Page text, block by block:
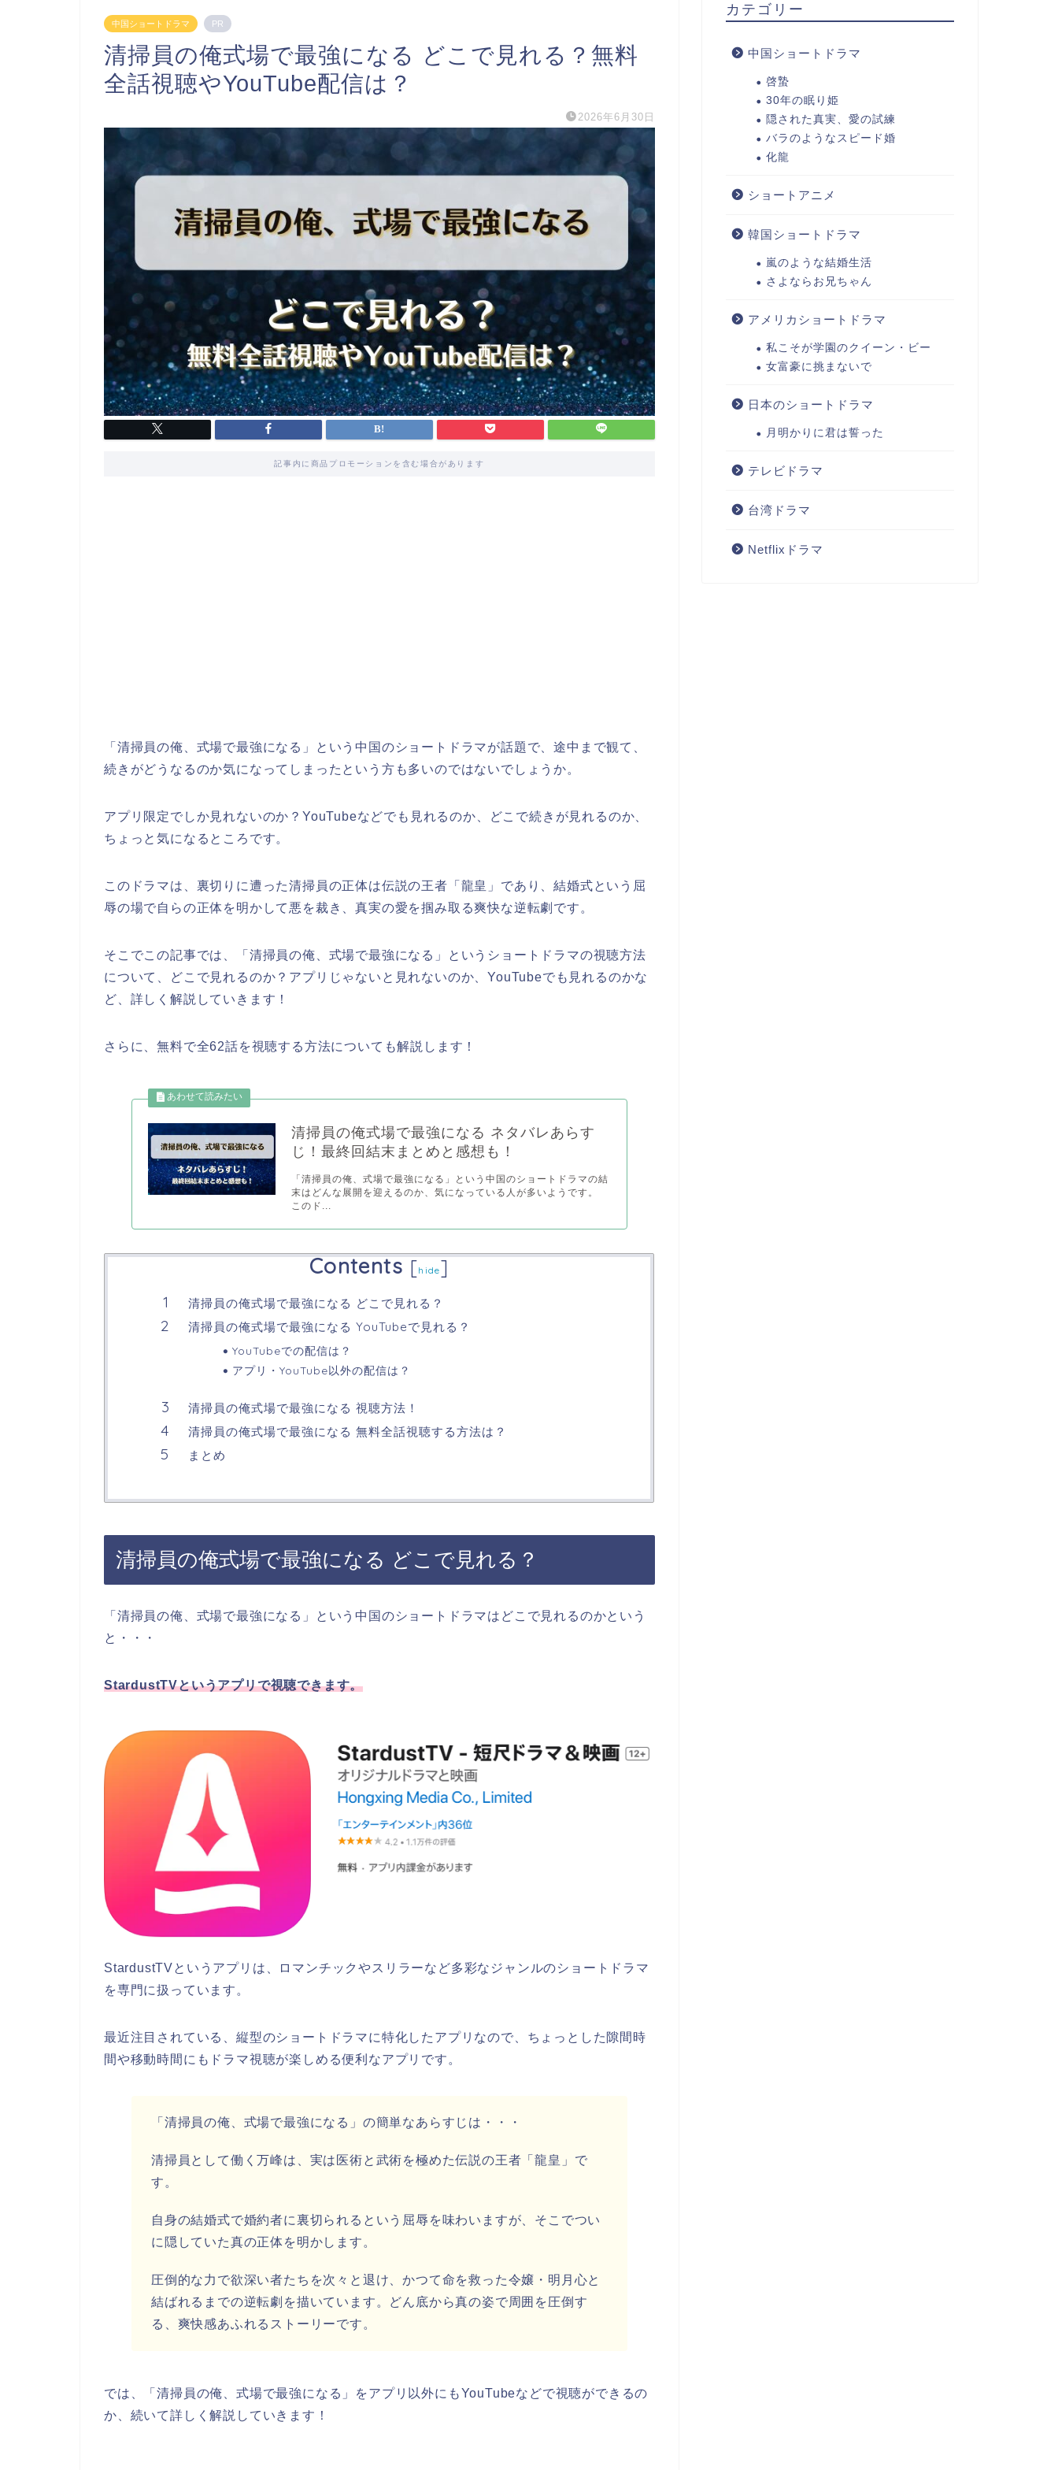
中国ショートドラマ PR
清掃員の俺式場で最強になる どこで見れる？無料
全話視聴やYouTube配信は？
2026年6月30日
記事内に商品プロモーションを含む場合があります
「清掃員の俺、式場で最強になる」という中国のショートドラマが話題で、途中まで観て、
続きがどうなるのか気になってしまったという方も多いのではないでしょうか。
アプリ限定でしか見れないのか？YouTubeなどでも見れるのか、どこで続きが見れるのか、
ちょっと気になるところです。
このドラマは、裏切りに遭った清掃員の正体は伝説の王者「龍皇」であり、結婚式という屈
辱の場で自らの正体を明かして悪を裁き、真実の愛を掴み取る爽快な逆転劇です。
そこでこの記事では、「清掃員の俺、式場で最強になる」というショートドラマの視聴方法
について、どこで見れるのか？アプリじゃないと見れないのか、YouTubeでも見れるのかな
ど、詳しく解説していきます！
さらに、無料で全62話を視聴する方法についても解説します！
清掃員の俺式場で最強になる ネタバレあらす
じ！最終回結末まとめと感想も！
「清掃員の俺、式場で最強になる」という中国のショートドラマの結
末はどんな展開を迎えるのか、気になっている人が多いようです。
このド...
Contents [hide]
清掃員の俺式場で最強になる どこで見れる？
清掃員の俺式場で最強になる YouTubeで見れる？
YouTubeでの配信は？
アプリ・YouTube以外の配信は？
清掃員の俺式場で最強になる 視聴方法！
清掃員の俺式場で最強になる 無料全話視聴する方法は？
まとめ
清掃員の俺式場で最強になる どこで見れる？
「清掃員の俺、式場で最強になる」という中国のショートドラマはどこで見れるのかという
と・・・
StardustTVというアプリで視聴できます。
StardustTVというアプリは、ロマンチックやスリラーなど多彩なジャンルのショートドラマ
を専門に扱っています。
最近注目されている、縦型のショートドラマに特化したアプリなので、ちょっとした隙間時
間や移動時間にもドラマ視聴が楽しめる便利なアプリです。
「清掃員の俺、式場で最強になる」の簡単なあらすじは・・・
清掃員として働く万峰は、実は医術と武術を極めた伝説の王者「龍皇」で
す。
自身の結婚式で婚約者に裏切られるという屈辱を味わいますが、そこでつい
に隠していた真の正体を明かします。
圧倒的な力で欲深い者たちを次々と退け、かつて命を救った令嬢・明月心と
結ばれるまでの逆転劇を描いています。どん底から真の姿で周囲を圧倒す
る、爽快感あふれるストーリーです。
では、「清掃員の俺、式場で最強になる」をアプリ以外にもYouTubeなどで視聴ができるの
か、続いて詳しく解説していきます！
カテゴリー
中国ショートドラマ
啓蟄
30年の眠り姫
隠された真実、愛の試練
バラのようなスピード婚
化龍
ショートアニメ
韓国ショートドラマ
嵐のような結婚生活
さよならお兄ちゃん
アメリカショートドラマ
私こそが学園のクイーン・ビー
女富豪に挑まないで
日本のショートドラマ
月明かりに君は誓った
テレビドラマ
台湾ドラマ
Netflixドラマ